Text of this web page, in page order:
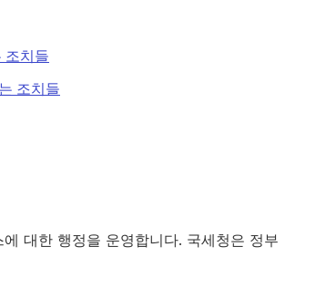
조치들
조치들
대한 행정을 운영합니다. 국세청은 정부